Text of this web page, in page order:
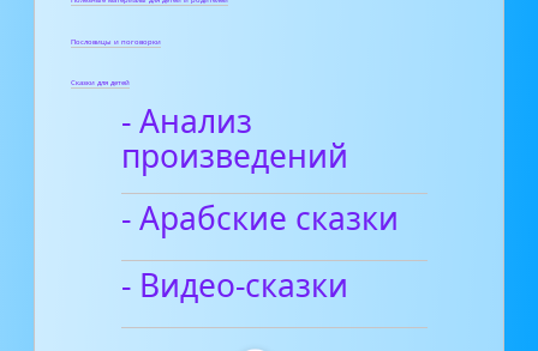
Пословицы и поговорки
Сказки для детей
- Анализ
произведений
- Арабские сказки
- Видео-сказки